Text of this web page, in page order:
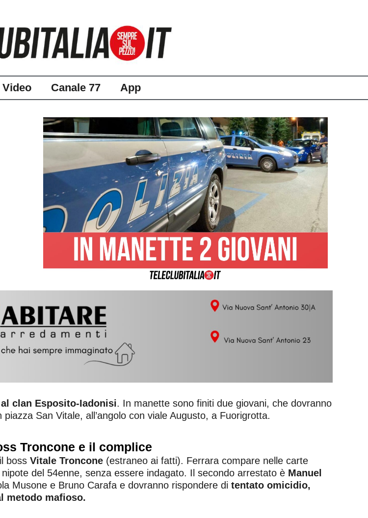
Video Canale 77 App
clan Esposito-Iadonisi. In manette sono finiti due giovani, che dovranno
piazza San Vitale, all’angolo con viale Augusto, a Fuorigrotta.
Troncone e il complice
boss Vitale Troncone (estraneo ai fatti). Ferrara compare nelle carte
del 54enne, senza essere indagato. Il secondo arrestato è Manuel
Musone e Bruno Carafa e dovranno rispondere di tentato omicidio,
metodo mafioso.